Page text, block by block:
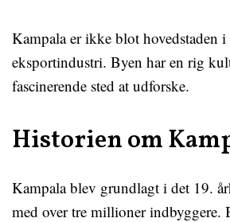
Kampala er ikke blot hovedstaden
eksportindustri. Byen har en rig
fascinerende sted at udforske.
Historien om
Kampala blev grundlagt i det 19.
med over tre millioner